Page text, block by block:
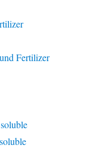
Fertilizer